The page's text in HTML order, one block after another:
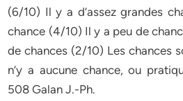
(6/10) Il y a d’assez grandes
chance (4/10) Il y a peu de
de chances (2/10) Les chances
n’y a aucune chance, ou
508 Galan J.-Ph.